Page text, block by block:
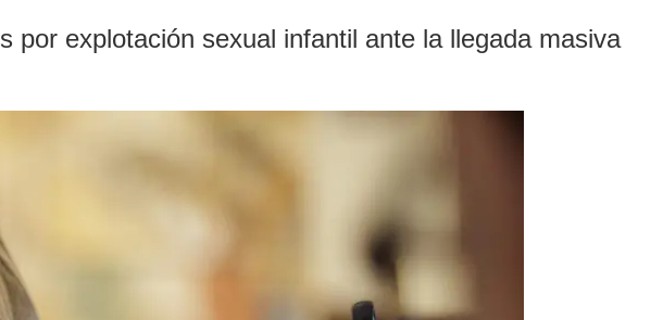
por explotación sexual infantil ante la llegada masiva